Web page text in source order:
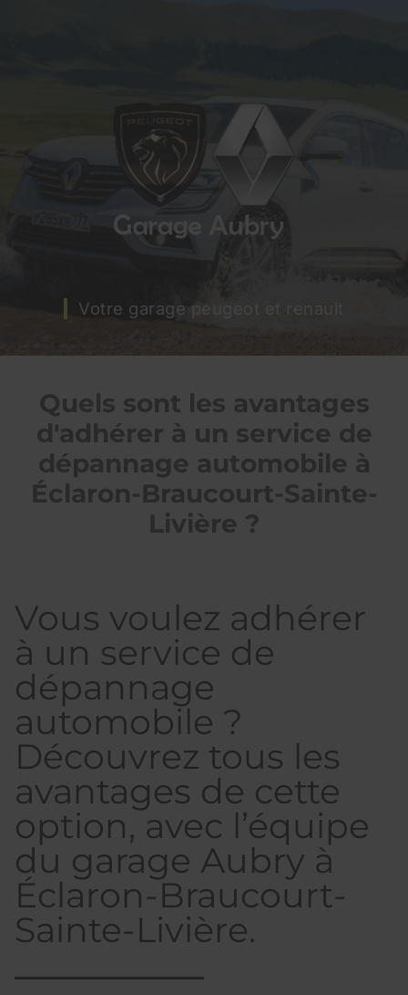
Votre garage peugeot et renault
Quels sont les avantages
d'adhérer à un service de
dépannage automobile à
Éclaron-Braucourt-Sainte-
Livière ?
Vous voulez adhérer
à un service de
dépannage
automobile ?
Découvrez tous les
avantages de cette
option, avec l’équipe
du garage Aubry à
Éclaron-Braucourt-
Sainte-Livière.